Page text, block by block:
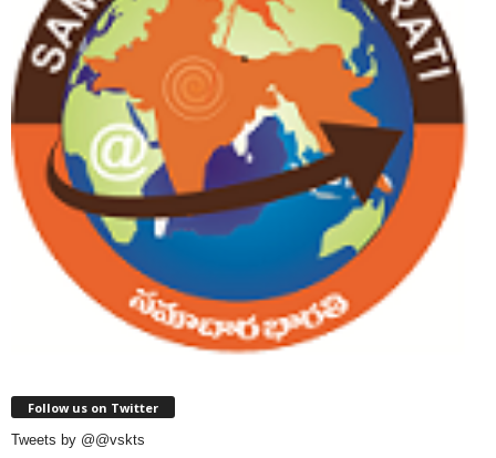
Follow us on Twitter
Tweets by @@vskts